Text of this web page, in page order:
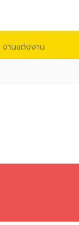
งานแต่งงาน